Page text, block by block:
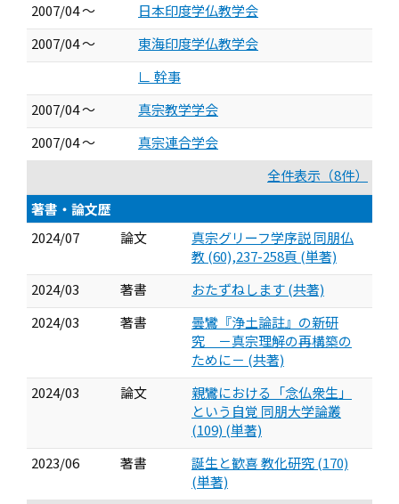
2007/04 ～
日本印度学仏教学会
2007/04 ～
東海印度学仏教学会
∟ 幹事
2007/04 ～
真宗教学学会
2007/04 ～
真宗連合学会
全件表示（8件）
著書・論文歴
2024/07
論文
真宗グリーフ学序説 同朋仏
教 (60),237-258頁 (単著)
2024/03
著書
おたずねします (共著)
2024/03
著書
曇鸞『浄土論註』の新研
究 －真宗理解の再構築の
ために－ (共著)
2024/03
論文
親鸞における「念仏衆生」
という自覚 同朋大学論叢
(109) (単著)
2023/06
著書
誕生と歓喜 教化研究 (170)
(単著)